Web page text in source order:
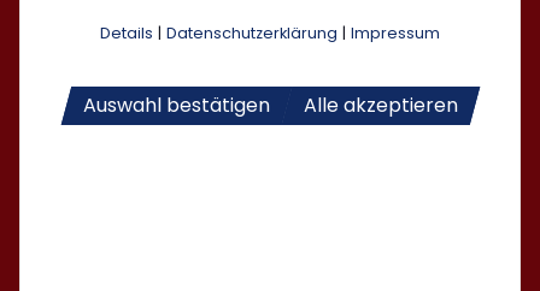
Details | Datenschutzerklärung | Impressum
Auswahl bestätigen Alle akzeptieren